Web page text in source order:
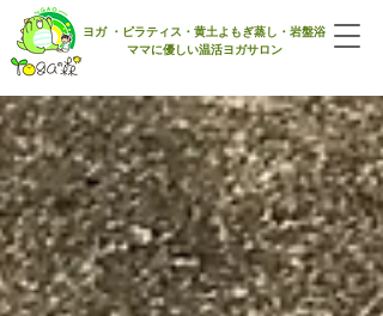
​ヨガ ・ピラティス・黄土よもぎ蒸し・岩盤浴
ママに優しい​温活ヨガサロン